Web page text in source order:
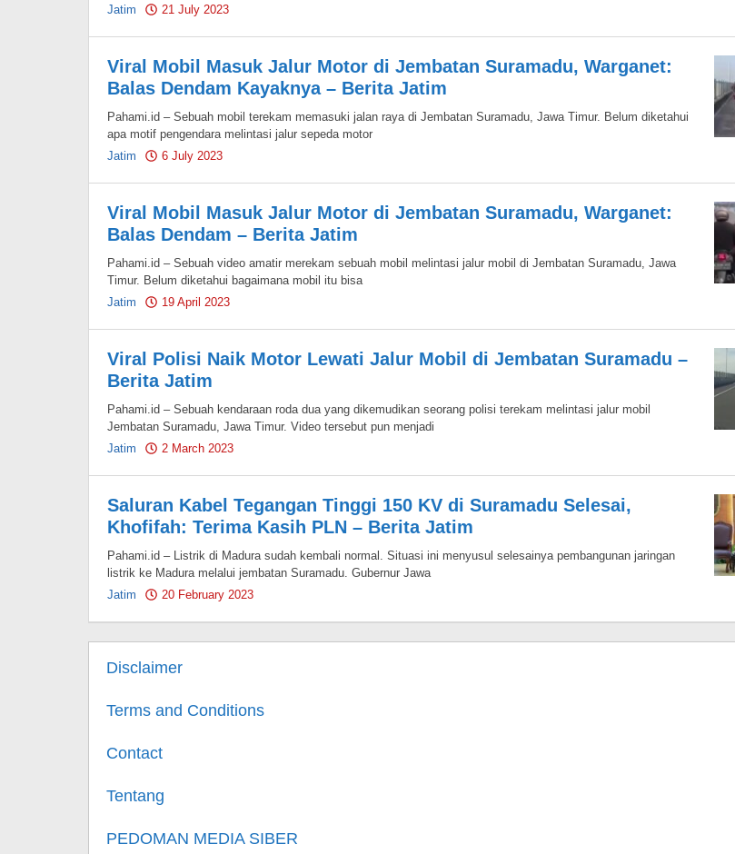
Jatim
21 July 2023
Viral Mobil Masuk Jalur Motor di Jembatan Suramadu, Warganet:
Balas Dendam Kayaknya – Berita Jatim
Pahami.id – Sebuah mobil terekam memasuki jalan raya di Jembatan Suramadu, Jawa Timur. Belum diketahui
apa motif pengendara melintasi jalur sepeda motor
Jatim
6 July 2023
Viral Mobil Masuk Jalur Motor di Jembatan Suramadu, Warganet:
Balas Dendam – Berita Jatim
Pahami.id – Sebuah video amatir merekam sebuah mobil melintasi jalur mobil di Jembatan Suramadu, Jawa
Timur. Belum diketahui bagaimana mobil itu bisa
Jatim
19 April 2023
Viral Polisi Naik Motor Lewati Jalur Mobil di Jembatan Suramadu –
Berita Jatim
Pahami.id – Sebuah kendaraan roda dua yang dikemudikan seorang polisi terekam melintasi jalur mobil
Jembatan Suramadu, Jawa Timur. Video tersebut pun menjadi
Jatim
2 March 2023
Saluran Kabel Tegangan Tinggi 150 KV di Suramadu Selesai,
Khofifah: Terima Kasih PLN – Berita Jatim
Pahami.id – Listrik di Madura sudah kembali normal. Situasi ini menyusul selesainya pembangunan jaringan
listrik ke Madura melalui jembatan Suramadu. Gubernur Jawa
Jatim
20 February 2023
Disclaimer
Terms and Conditions
Contact
Tentang
PEDOMAN MEDIA SIBER